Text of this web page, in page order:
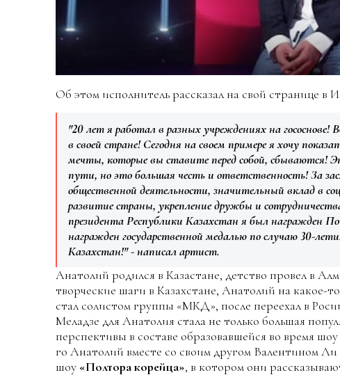
Об этом исполнитель рассказал на свой странице в
"20 лет я работал в разных учреждениях на гососнове!
в своей стране! Сегодня на своем примере я хочу
мечты, которые вы ставите перед собой, сбываются!
пути, но это большая честь и ответственность! За
общественной деятельности, значительный вклад в
развитие страны, укрепление дружбы и
президента Республики Казахстан я был награжден
награжден государственной медалью по случаю 30-
Казахстан!" - написал артист.
Анатолий родился в Казастане, детство провел в
творческие шаги в Казахстане, Анатолий на какое-
стал солистом группы «МКД», после переехал в
Меладзе для Анатолия стала не только большая
перспективы в составе образовавшейся во время
го Анатолий вместе со своим другом Валентином Ли
шоу «Полтора корейца», в котором они